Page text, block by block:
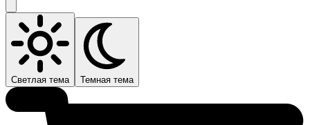
Светлая тема Темная тема